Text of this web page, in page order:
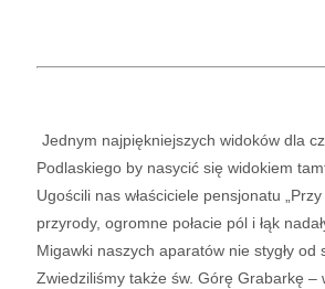
Jednym najpiękniejszych widoków dla
Podlaskiego by nasycić się widokiem
Ugościli nas właściciele pensjonatu
przyrody, ogromne połacie pól i łąk
Migawki naszych aparatów nie stygły
Zwiedziliśmy także św. Górę Grabarkę –